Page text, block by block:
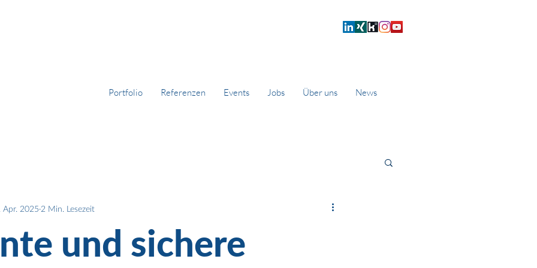
Portfolio Referenzen Events Jobs Über uns News
und sichere
Apr. 2025 2 Min. Lesezeit